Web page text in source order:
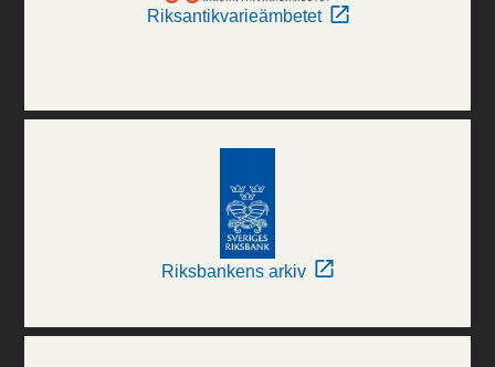
Riksantikvarieämbetet
Riksbankens arkiv